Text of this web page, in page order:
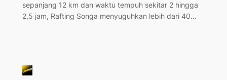
sepanjang 12 km dan waktu tempuh sekitar 2 hingga
2,5 jam, Rafting Songa menyuguhkan lebih dari 40…